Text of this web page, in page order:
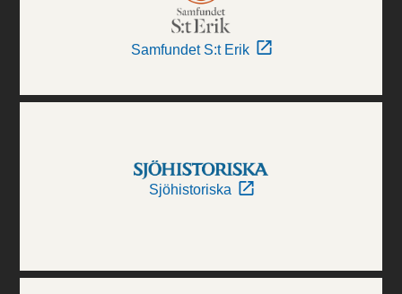
Samfundet S:t Erik
Sjöhistoriska